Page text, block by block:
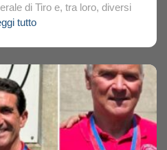
di Tiro e, tra loro, diversi
tutto